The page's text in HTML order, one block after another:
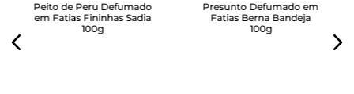
Peito de Peru Defumado
em Fatias Fininhas Sadia
100g
Presunto Defumado em
Fatias Berna Bandeja
100g